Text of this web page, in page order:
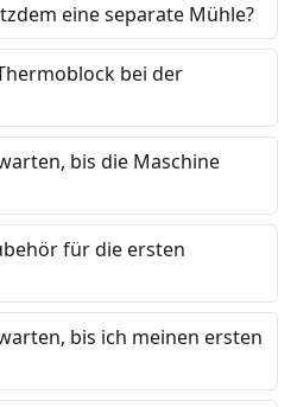
eine separate Mühle?
bei der
bis die Maschine
für die ersten
bis ich meinen ersten